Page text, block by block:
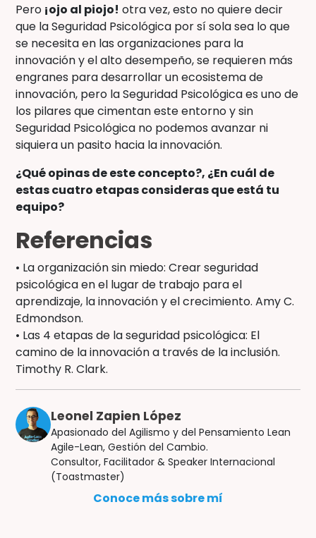
Pero ¡ojo al piojo! otra vez, esto no quiere decir
que la Seguridad Psicológica por sí sola sea lo que
se necesita en las organizaciones para la
innovación y el alto desempeño, se requieren más
engranes para desarrollar un ecosistema de
innovación, pero la Seguridad Psicológica es uno de
los pilares que cimentan este entorno y sin
Seguridad Psicológica no podemos avanzar ni
siquiera un pasito hacia la innovación.
¿Qué opinas de este concepto?, ¿En cuál de
estas cuatro etapas consideras que está tu
equipo?
Referencias
• La organización sin miedo: Crear seguridad
psicológica en el lugar de trabajo para el
aprendizaje, la innovación y el crecimiento. Amy C.
Edmondson.
• Las 4 etapas de la seguridad psicológica: El
camino de la innovación a través de la inclusión.
Timothy R. Clark.
Leonel Zapien López
Apasionado del Agilismo y del Pensamiento Lean
Agile-Lean, Gestión del Cambio.
Consultor, Facilitador & Speaker Internacional
(Toastmaster)
Conoce más sobre mí